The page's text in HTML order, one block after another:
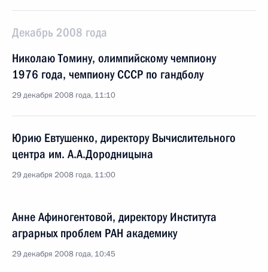
Декабрь 2008 года
Николаю Томину, олимпийскому чемпиону
1976 года, чемпиону СССР по гандболу
29 декабря 2008 года, 11:10
Юрию Евтушенко, директору Вычислительного
центра им. А.А.Дородницына
29 декабря 2008 года, 11:00
Анне Афиногентовой, директору Института
аграрных проблем РАН академику
29 декабря 2008 года, 10:45